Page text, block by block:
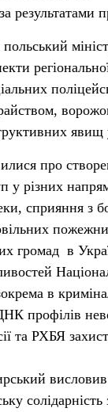
результатами
явищ
про
у різних
сприяння з
громад в
в
профілів
та РХБЯ
висловив